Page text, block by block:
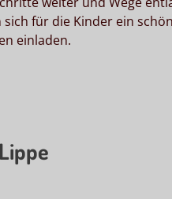
für die Kinder ein
einladen.